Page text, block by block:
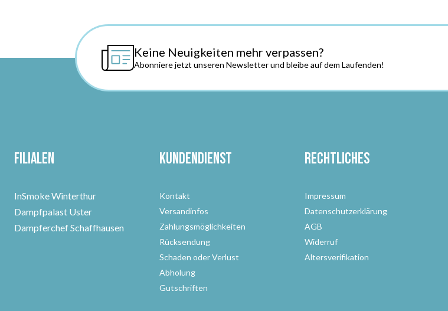
Keine Neuigkeiten mehr verpassen?
Abonniere jetzt unseren Newsletter und bleibe auf dem Laufenden!
Filialen
InSmoke Winterthur
Dampfpalast Uster
Dampferchef Schaffhausen
Kundendienst
Kontakt
Versandinfos
Zahlungsmöglichkeiten
Rücksendung
Schaden oder Verlust
Abholung
Gutschriften
Rechtliches
Impressum
Datenschutzerklärung
AGB
Widerruf
Altersverifikation